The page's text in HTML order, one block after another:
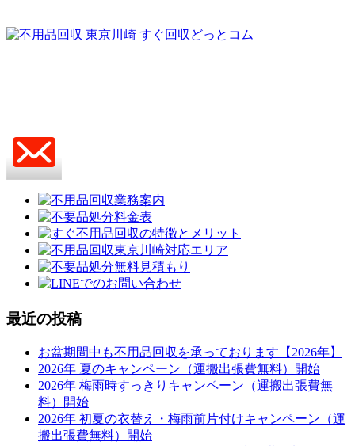
最近の投稿
お盆期間中も不用品回収を承っております【2026年】
2026年 夏のキャンペーン（運搬出張費無料）開始
2026年 梅雨時すっきりキャンペーン（運搬出張費無
料）開始
2026年 初夏の衣替え・梅雨前片付けキャンペーン（運
搬出張費無料）開始